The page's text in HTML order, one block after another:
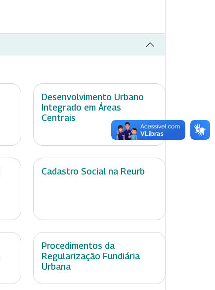
Desenvolvimento Urbano
Integrado em Áreas
Centrais
Cadastro Social na Reurb
Procedimentos da
Regularização Fundiária
Urbana